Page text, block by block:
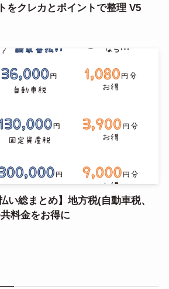
をクレカとポイントで整理 V5
い総まとめ】地方税(自動車税、
料金をお得に